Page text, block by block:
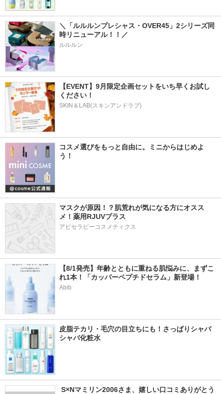
＼「ルルルンプレシャス・OVER45」2シリーズ同
時リニューアル！！／
ルルルン
【EVENT】9月限定企画セットをいち早くお試し
ください！
SKIN＆LAB(スキンアンドラブ)
コスメ選びをもっと自由に。ミニからはじめよ
う！
マスクが原因！？肌荒れが気になる方にオスス
メ！薬用RJUVプラス
アピセラピーコスメティクス
【8/1発売】年齢とともに重ねる肌悩みに、まずこ
れ1本！「カッパーペプチドセラム」新登場！
Abib
皮脂テカリ・毛穴の目立ちにも！さっぱりシャバ
シャバ化粧水
S×Nマミリン2006さま、嬉しい口コミありがとう